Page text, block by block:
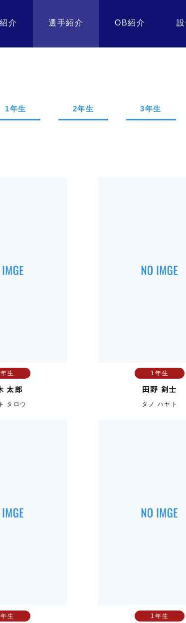
介 選手紹介 OB紹介
1年生 2年生 3年生
生
太郎
タロウ
1年生
田野 剣士
タノ ハヤト
生 1年生